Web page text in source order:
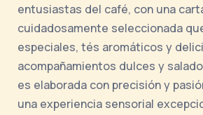
entusiastas del café, con una
cuidadosamente seleccionada
especiales, tés aromáticos y
acompañamientos dulces y
es elaborada con precisión y
una experiencia sensorial